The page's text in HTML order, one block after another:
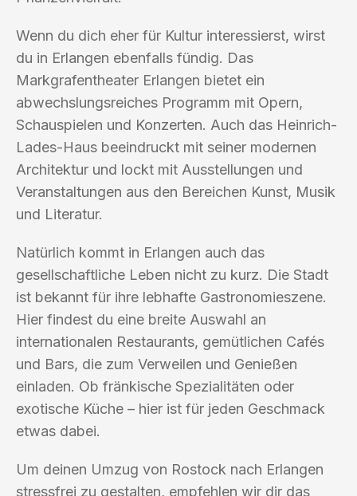
Wenn du dich eher für Kultur interessierst, wirst
du in Erlangen ebenfalls fündig. Das
Markgrafentheater Erlangen bietet ein
abwechslungsreiches Programm mit Opern,
Schauspielen und Konzerten. Auch das Heinrich-
Lades-Haus beeindruckt mit seiner modernen
Architektur und lockt mit Ausstellungen und
Veranstaltungen aus den Bereichen Kunst, Musik
und Literatur.
Natürlich kommt in Erlangen auch das
gesellschaftliche Leben nicht zu kurz. Die Stadt
ist bekannt für ihre lebhafte Gastronomieszene.
Hier findest du eine breite Auswahl an
internationalen Restaurants, gemütlichen Cafés
und Bars, die zum Verweilen und Genießen
einladen. Ob fränkische Spezialitäten oder
exotische Küche – hier ist für jeden Geschmack
etwas dabei.
Um deinen Umzug von Rostock nach Erlangen
stressfrei zu gestalten, empfehlen wir dir das